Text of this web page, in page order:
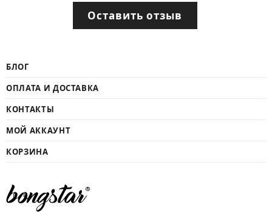
Оставить отзыв
БЛОГ
ОПЛАТА И ДОСТАВКА
КОНТАКТЫ
МОЙ АККАУНТ
КОРЗИНА